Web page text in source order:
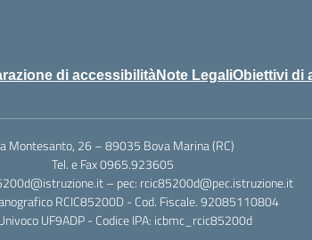
di accessibilitàNote LegaliObiettivi di
Montesanto, 26 – 89035 Bova Marina (RC)
Tel. e Fax 0965.923605
– pec: rcic85200d@pec.istruzione.it
RCIC85200D - Cod. Fiscale. 92085110804
UF9ADP - Codice IPA: icbmc_rcic85200d